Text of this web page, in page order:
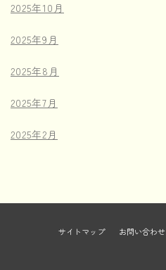
2025年10月
2025年9月
2025年8月
2025年7月
2025年2月
サイトマップ お問い合わせ